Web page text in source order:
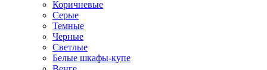
Коричневые
Серые
Темные
Черные
Светлые
Белые шкафы-купе